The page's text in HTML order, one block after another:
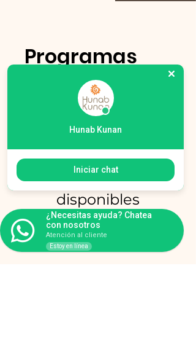
Programas
No hay programas
disponibles
Hunab Kunan
Iniciar chat
¿Necesitas ayuda? Chatea
con nosotros
Atención al cliente
Estoy en línea